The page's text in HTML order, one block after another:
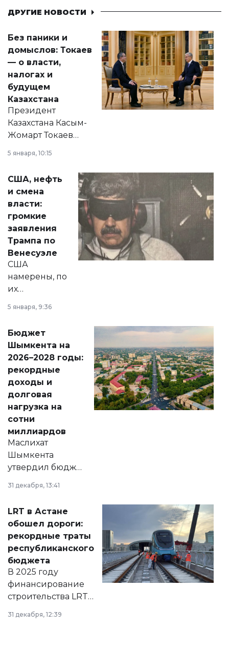
ДРУГИЕ НОВОСТИ
Без паники и
домыслов: Токаев
— о власти,
налогах и
будущем
Казахстана
Президент
Казахстана Касым-
Жомарт Токаев
сразу несколько
актуальных тем —
от слухов о
политических
реформах до
вопросов армии,
экономики и
личного здоровья.
5 января, 10:15
США, нефть
и смена
власти:
громкие
заявления
Трампа по
Венесуэле
США
намерены, по
их
принести
народу
Венесуэлы.
5 января, 9:36
Бюджет
Шымкента на
2026–2028 годы:
рекордные
доходы и
долговая
нагрузка на
сотни
миллиардов
Маслихат
Шымкента
утвердил бюджет
города на 2026–
2028 годы.
документ
появился в базе
нормативных
правовых актов и
на сайте маслихат
города.
31 декабря, 13:41
LRT в Астане
обошел дороги:
рекордные траты
республиканского
бюджета
В 2025 году
финансирование
строительства LRT
в Астане из
республиканского
31 декабря, 12:39